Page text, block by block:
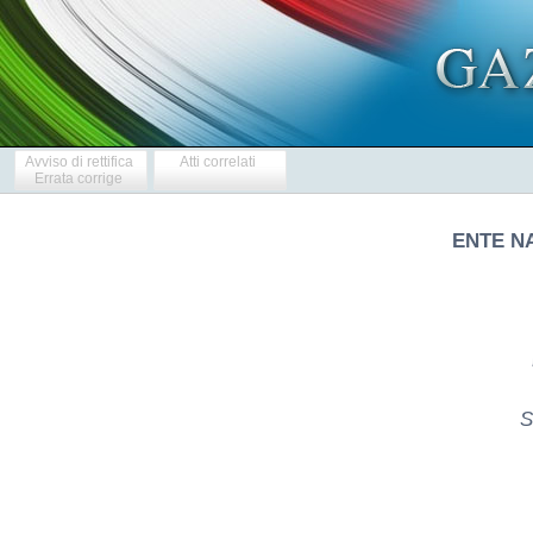
Avviso di rettifica
Errata corrige
Atti correlati
ENTE